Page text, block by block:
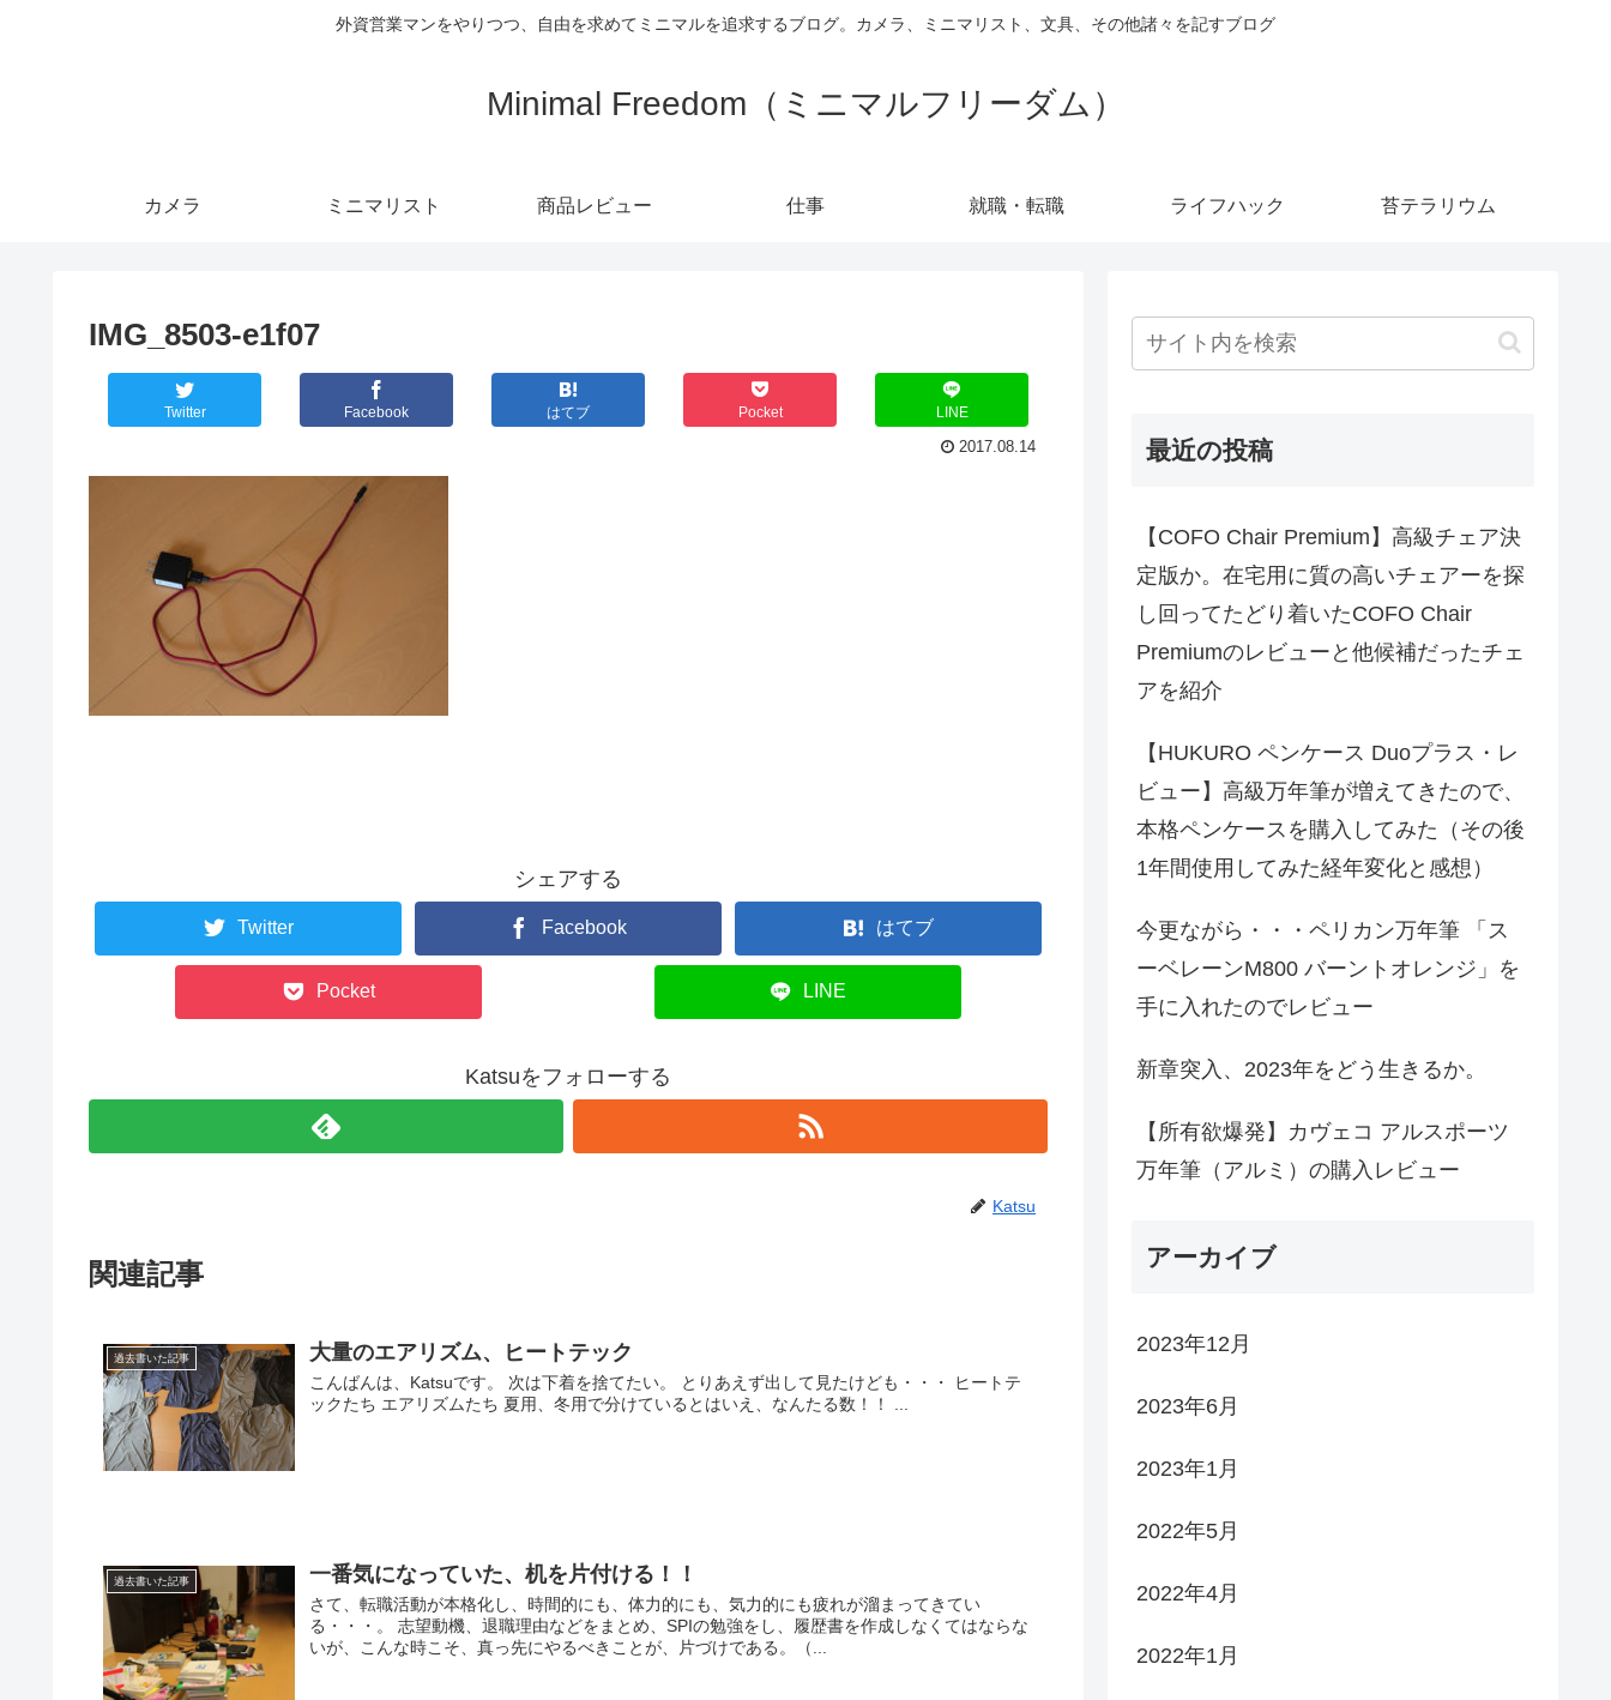
外資営業マンをやりつつ、自由を求めてミニマルを追求するブログ。カメラ、ミニマリスト、文具、その他諸々を記すブログ
Minimal Freedom（ミニマルフリーダム）
カメラ ミニマリスト 商品レビュー 仕事 就職・転職 ライフハック 苔テラリウム
IMG_8503-e1f07
Twitter Facebook はてブ Pocket LINE
2017.08.14
シェアする
Twitter Facebook はてブ
Pocket LINE
Katsuをフォローする
Katsu
関連記事
過去書いた記事 大量のエアリズム、ヒートテック
こんばんは、Katsuです。 次は下着を捨てたい。 とりあえず出して見たけども・・・ ヒートテ
ックたち エアリズムたち 夏用、冬用で分けているとはいえ、なんたる数！！ ...
過去書いた記事 一番気になっていた、机を片付ける！！
さて、転職活動が本格化し、時間的にも、体力的にも、気力的にも疲れが溜まってきてい
る・・・。 志望動機、退職理由などをまとめ、SPIの勉強をし、履歴書を作成しなくてはならな
いが、こんな時こそ、真っ先にやるべきことが、片づけである。（...
最近の投稿
【COFO Chair Premium】高級チェア決
定版か。在宅用に質の高いチェアーを探
し回ってたどり着いたCOFO Chair
Premiumのレビューと他候補だったチェ
アを紹介
【HUKURO ペンケース Duoプラス・レ
ビュー】高級万年筆が増えてきたので、
本格ペンケースを購入してみた（その後
1年間使用してみた経年変化と感想）
今更ながら・・・ペリカン万年筆 「ス
ーベレーンM800 バーントオレンジ」を
手に入れたのでレビュー
新章突入、2023年をどう生きるか。
【所有欲爆発】カヴェコ アルスポーツ
万年筆（アルミ）の購入レビュー
アーカイブ
2023年12月
2023年6月
2023年1月
2022年5月
2022年4月
2022年1月